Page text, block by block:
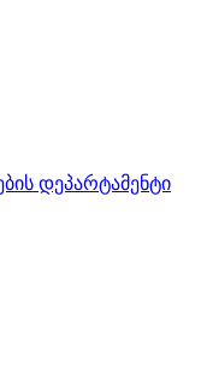
დეპარტამენტი